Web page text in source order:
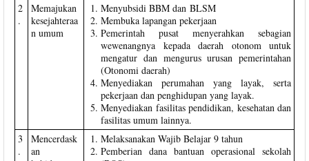
2
.
Memajukan
kesejahteraa
n umum
Menyubsidi BBM dan BLSM
Membuka lapangan pekerjaan
Pemerintah pusat menyerahkan sebagian
wewenangnya kepada daerah otonom untuk
mengatur dan mengurus urusan pemerintahan
(Otonomi daerah)
Menyediakan perumahan yang layak, serta
pekerjaan dan penghidupan yang layak.
Menyediakan fasilitas pendidikan, kesehatan dan
fasilitas umum lainnya.
3
.
Mencerdask
an
Melaksanakan Wajib Belajar 9 tahun
Pemberian dana bantuan operasional sekolah